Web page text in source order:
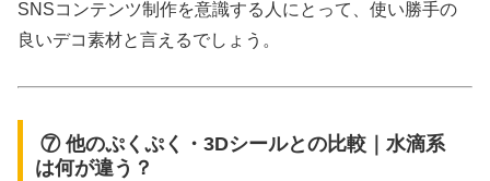
SNSコンテンツ制作を意識する人にとって、使い勝手の
良いデコ素材と言えるでしょう。
⑦ 他のぷくぷく・3Dシールとの比較｜水滴系
は何が違う？